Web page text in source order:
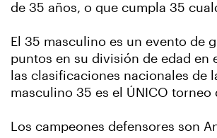
de 35 años, o que cumpla 35
El 35 masculino es un evento de
puntos en su división de edad en
las clasificaciones nacionales de
masculino 35 es el ÚNICO
Los campeones defensores son